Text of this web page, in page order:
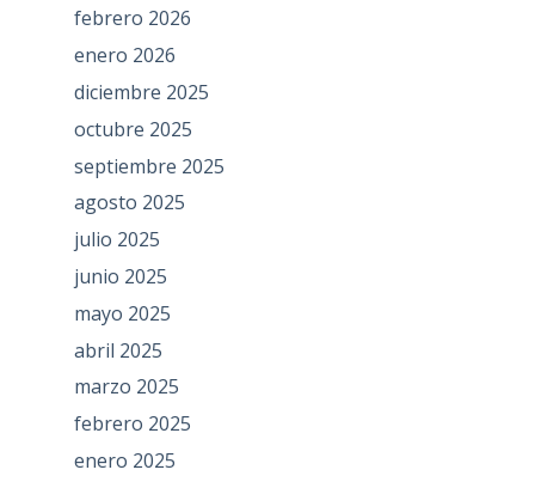
febrero 2026
enero 2026
diciembre 2025
octubre 2025
septiembre 2025
agosto 2025
julio 2025
junio 2025
mayo 2025
abril 2025
marzo 2025
febrero 2025
enero 2025